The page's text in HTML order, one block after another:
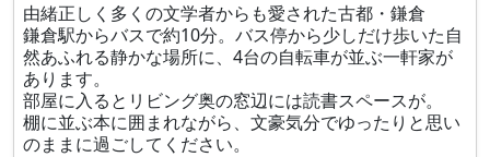
由緒正しく多くの文学者からも愛された古都・鎌倉
鎌倉駅からバスで約10分。バス停から少しだけ歩いた自
然あふれる静かな場所に、4台の自転車が並ぶ一軒家が
あります。
部屋に入るとリビング奥の窓辺には読書スペースが。
棚に並ぶ本に囲まれながら、文豪気分でゆったりと思い
のままに過ごしてください。